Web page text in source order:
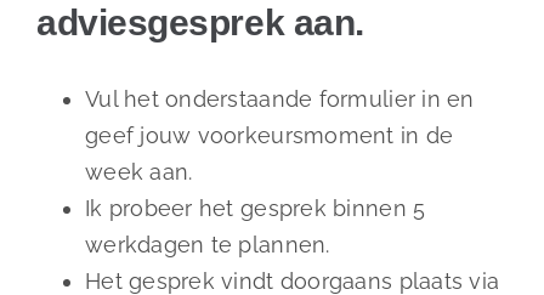
adviesgesprek aan.
Vul het onderstaande formulier in en
geef jouw voorkeursmoment in de
week aan.
Ik probeer het gesprek binnen 5
werkdagen te plannen.
Het gesprek vindt doorgaans plaats via